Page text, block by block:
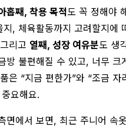
홉째, 착용 목적도 꼭 정해야
지, 체육활동까지 고려할지에
리고 열째, 성장 여유분도 생
방 불편해질 수 있고, 너무 크
은 “지금 편한가”와 “조금 자
요해요.
면에서 보면, 최근 주니어 속